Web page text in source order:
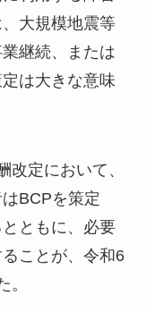
大規模地震等
継続、または
は大きな意味
定において、
BCPを策定
ともに、必要
ことが、令和6
。